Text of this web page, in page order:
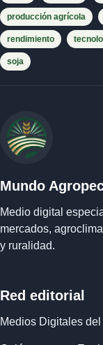
producción agrícola
rendimiento
soja
Mundo
Medio digital
mercados,
y ruralidad.
Red editorial
Medios Digitales del